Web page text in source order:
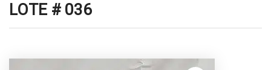
LOTE # 036